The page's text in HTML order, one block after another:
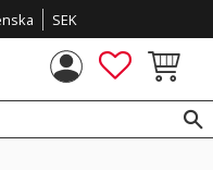
SEK
FAVORITER